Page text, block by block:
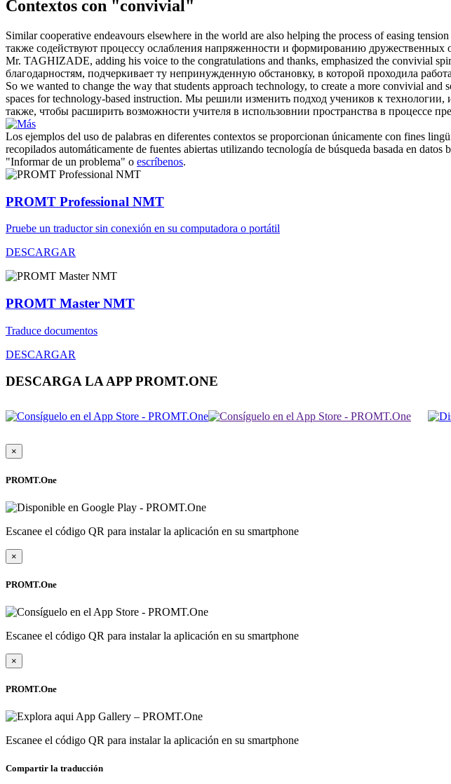
Contextos con "convivial"
Similar cooperative endeavours elsewhere in the world are also helping the process of easing
также содействуют процессу ослабления напряженности и формированию дружественных
Mr. TAGHIZADE, adding his voice to the congratulations and thanks, emphasized the convivial
благодарностям, подчеркивает ту непринужденную обстановку, в которой проходила
So we wanted to change the way that students approach technology, to create a more convivial and
spaces for technology-based instruction. Мы решили изменить подход учеников к технологии,
также, чтобы расширить возможности учителя в использовнии пространства в процессе
Los ejemplos del uso de palabras en diferentes contextos se proporcionan únicamente con fines
recopilados automáticamente de fuentes abiertas utilizando tecnología de búsqueda basada en
"Informar de un problema" o escríbenos.
PROMT Professional NMT
Pruebe un traductor sin conexión en su computadora o portátil
DESCARGAR
PROMT Master NMT
Traduce documentos
DESCARGAR
DESCARGA LA APP PROMT.ONE
×
PROMT.One
Escanee el código QR para instalar la aplicación en su smartphone
×
PROMT.One
Escanee el código QR para instalar la aplicación en su smartphone
×
PROMT.One
Escanee el código QR para instalar la aplicación en su smartphone
Compartir la traducción